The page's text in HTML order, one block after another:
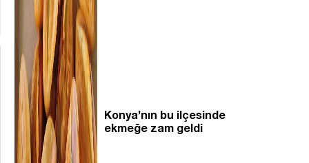
Konya’nın bu ilçesinde
ekmeğe zam geldi